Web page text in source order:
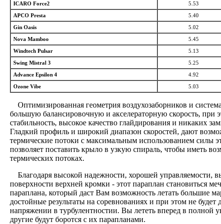
ICARO Force2
5.53
APCO Presta
5.40
Gin Oasis
5.02
Nova Mamboo
5.45
Windtech Pulsar
5.13
Swing Mistral 3
5.25
Advance Epsilon 4
4.92
Ozone Vibe
5.03
Оптимизированная геометрия воздухозаборников и
большую балансировочную и акселераторную скорость, при
стабильность, высокое качество глайдирования и никаких
Гладкий профиль и широкий диапазон скоростей, дают
термические потоки с максимальным использованием силы
позволяет поставить крыло в узкую спираль, чтобы иметь
термических потоках.
Благодаря высокой надежности, хорошей управляемости,
поверхности верхней кромки - этот параплан становиться
параплана, который даст Вам возможность летать большие
достойные результаты на соревнованиях и при этом не
напряжении в турбулентностии. Вы лететь вперед в полной
другие будут боротся с их парапланами.